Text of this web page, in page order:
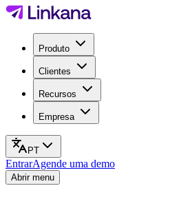
Produto
Clientes
Recursos
Empresa
PT
EntrarAgende uma demo
Abrir menu